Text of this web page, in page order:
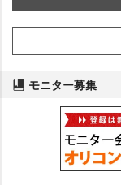
モニター募集